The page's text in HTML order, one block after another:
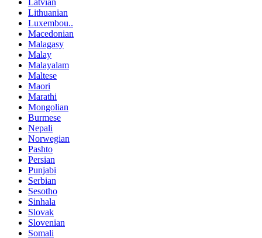
Lithuanian
Luxembou..
Macedonian
Malagasy
Malay
Malayalam
Maltese
Maori
Marathi
Mongolian
Burmese
Nepali
Norwegian
Pashto
Persian
Punjabi
Serbian
Sesotho
Sinhala
Slovak
Slovenian
Somali